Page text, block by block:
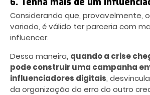
Considerando que, provavelmente,
variado, é válido ter parceria com
influencer.
Dessa maneira, quando a crise
pode construir uma campanha
influenciadores digitais,
da organização do erro do outro